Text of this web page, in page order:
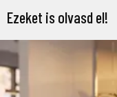
Ezeket is olvasd el!